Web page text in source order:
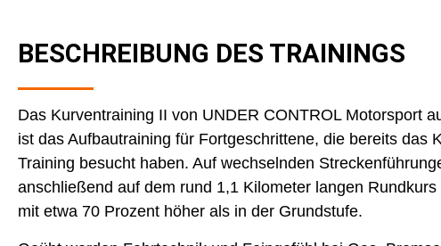
BESCHREIBUNG DES TRAININGS
Das Kurventraining II von UNDER CONTROL Motorsport
ist das Aufbautraining für Fortgeschrittene, die bereits das
Training besucht haben. Auf wechselnden
anschließend auf dem rund 1,1 Kilometer langen
mit etwa 70 Prozent höher als in der Grundstufe.